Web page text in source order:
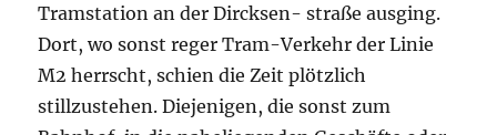
Tramstation an der Dircksen- straße ausging.
Dort, wo sonst reger Tram-Verkehr der Linie
M2 herrscht, schien die Zeit plötzlich
stillzustehen. Diejenigen, die sonst zum